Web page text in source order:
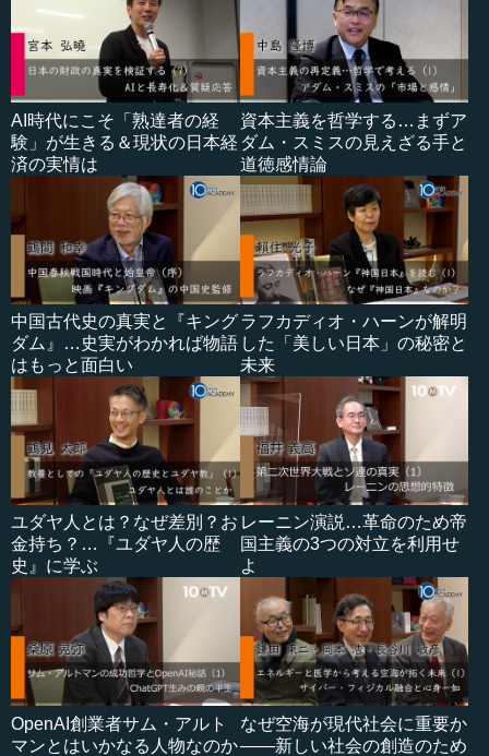
AI時代にこそ「熟達者の経
験」が生きる＆現状の日本経
済の実情は
資本主義を哲学する…まずア
ダム・スミスの見えざる手と
道徳感情論
中国古代史の真実と『キング
ダム』…史実がわかれば物語
はもっと面白い
ラフカディオ・ハーンが解明
した「美しい日本」の秘密と
未来
ユダヤ人とは？なぜ差別？お
金持ち？…『ユダヤ人の歴
史』に学ぶ
レーニン演説…革命のため帝
国主義の3つの対立を利用せ
よ
OpenAI創業者サム・アルト
マンとはいかなる人物なのか
なぜ空海が現代社会に重要か
――新しい社会の創造のため